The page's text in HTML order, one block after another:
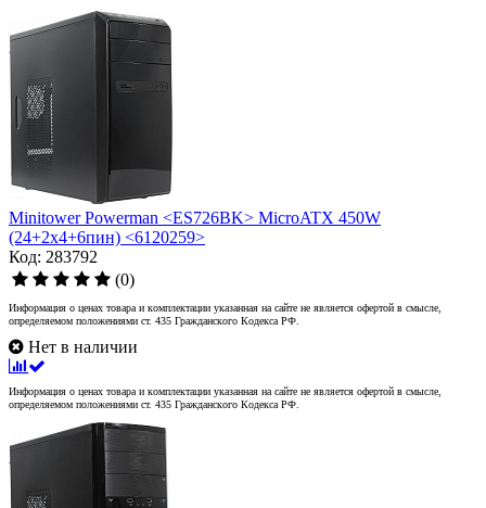
Minitower Powerman <ES726BK> MicroATX 450W
(24+2x4+6пин) <6120259>
Код: 283792
(0)
Информация о ценах товара и комплектации указанная на сайте не является офертой в смысле,
определяемом положениями ст. 435 Гражданского Кодекса РФ.
Нет в наличии
Информация о ценах товара и комплектации указанная на сайте не является офертой в смысле,
определяемом положениями ст. 435 Гражданского Кодекса РФ.